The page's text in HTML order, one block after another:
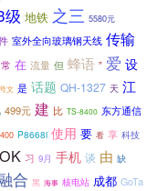
级 地铁 之三 5580元
室外全向玻璃钢天线 传输
常 在 流量 但 蜂语 ” 爱 设
文 是 话题 QH-1327 天 江
499元 建 比 TS-8400 东方通信
P8668i 使用 要 看 享 科技
习 9月 手机 谈 由 缺
合 黑 海事 核电站 成都 GoTa